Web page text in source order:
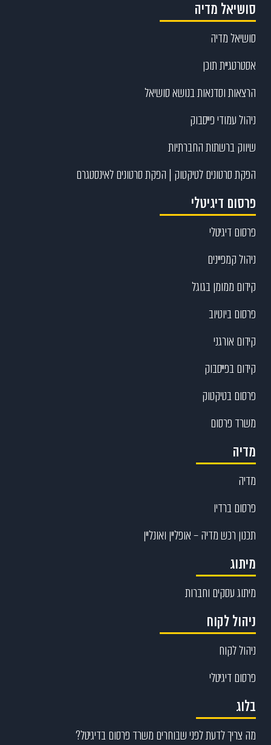
סושיאל מדיה
סושיאל מדיה
אסטרטגיית תוכן
הרצאות וסדנאות בנושא סושיאל
ניהול עמודי פייסבוק
שיווק ברשתות החברתיות
הפקת סרטונים לטיקטוק | הפקת סרטונים לאינסטגרם
פרסום דיגיטלי
פרסום דיגיטלי
ניהול קמפיינים
קידום ממומן בגוגל
פרסום ביוטיוב
קידום אורגני
קידום בפייסבוק
פרסום בטיקטוק
משרד פרסום
מדיה
מדיה
פרסום ברדיו
תכנון רכש מדיה – אופליין ואונליין
מיתוג
מיתוג עסקים וחברות
ניהול לקוח
ניהול לקוח
פרסום דיגיטלי
בלוג
מה צריך לדעת לפני שבוחרים משרד פרסום בדיגיטל?